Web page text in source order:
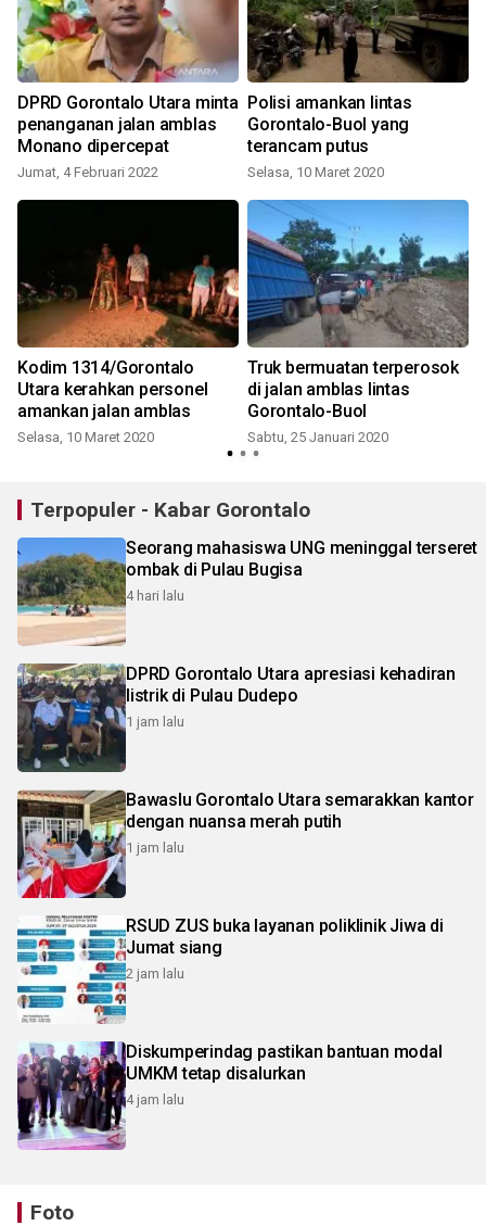
DPRD Gorontalo Utara minta
penanganan jalan amblas
Monano dipercepat
Jumat, 4 Februari 2022
Polisi amankan lintas
Gorontalo-Buol yang
terancam putus
Selasa, 10 Maret 2020
Kodim 1314/Gorontalo
Utara kerahkan personel
amankan jalan amblas
Selasa, 10 Maret 2020
Truk bermuatan terperosok
di jalan amblas lintas
Gorontalo-Buol
Sabtu, 25 Januari 2020
Terpopuler - Kabar Gorontalo
Seorang mahasiswa UNG meninggal terseret
ombak di Pulau Bugisa
4 hari lalu
DPRD Gorontalo Utara apresiasi kehadiran
listrik di Pulau Dudepo
1 jam lalu
Bawaslu Gorontalo Utara semarakkan kantor
dengan nuansa merah putih
1 jam lalu
RSUD ZUS buka layanan poliklinik Jiwa di
Jumat siang
2 jam lalu
Diskumperindag pastikan bantuan modal
UMKM tetap disalurkan
4 jam lalu
Foto